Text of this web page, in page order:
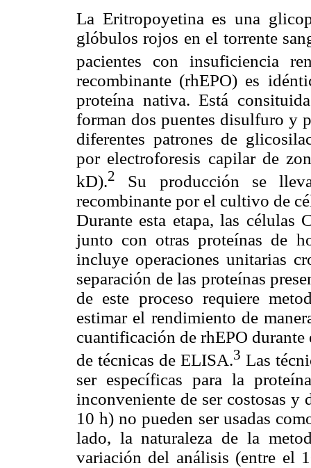
La Eritropoyetina es una
glóbulos rojos en el torrente
pacientes con insuficiencia
recombinante (rhEPO) es
proteína nativa. Está
forman dos puentes disulfuro y
diferentes patrones de
por electroforesis capilar de
kD).2
Su producción se
recombinante por el cultivo de
Durante esta etapa, las células
junto con otras proteínas de
incluye operaciones unitarias
separación de las proteínas
de este proceso requiere
estimar el rendimiento de
cuantificación de rhEPO
de técnicas de ELISA.3 Las
ser específicas para la
inconveniente de ser costosas
10 h) no pueden ser usadas
lado, la naturaleza de la
variación del análisis (entre el